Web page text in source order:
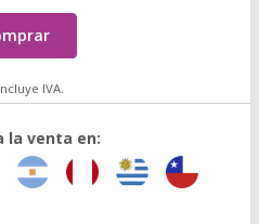
IVA.
la venta en: